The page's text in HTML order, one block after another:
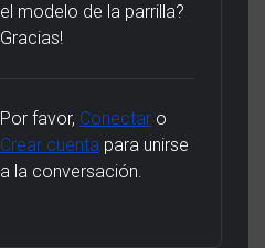
el modelo de la parrilla?
Gracias!
Por favor, Conectar o
Crear cuenta para unirse
a la conversación.